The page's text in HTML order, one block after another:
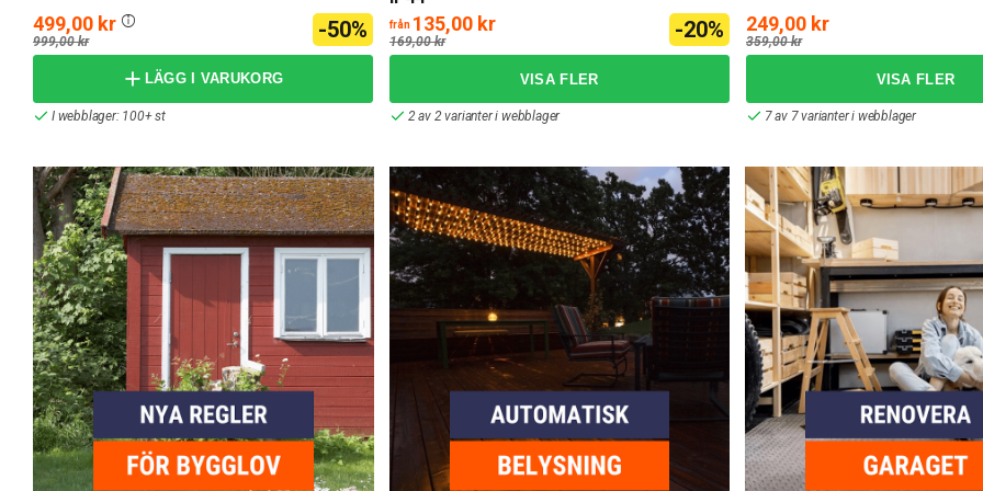
499,00 kr
999,00 kr -50%
LÄGG I VARUKORG
I webblager: 100+ st
från 135,00 kr
169,00 kr -20%
2 av 2 varianter i webblager
249,00 kr
359,00 kr
7 av 7 varianter i webblager